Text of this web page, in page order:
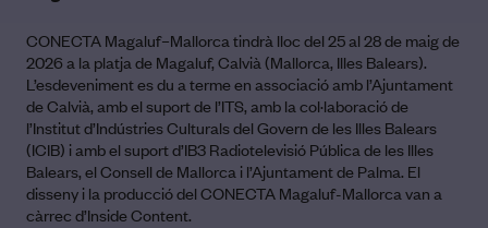
CONECTA Magaluf–Mallorca tindrà lloc del 25 al 28 de maig de
2026 a la platja de Magaluf, Calvià (Mallorca, Illes Balears).
L’esdeveniment es du a terme en associació amb l’Ajuntament
de Calvià, amb el suport de l’ITS, amb la col·laboració de
l’Institut d’Indústries Culturals del Govern de les Illes Balears
(ICIB) i amb el suport d’IB3 Radiotelevisió Pública de les Illes
Balears, el Consell de Mallorca i l’Ajuntament de Palma. El
disseny i la producció del CONECTA Magaluf-Mallorca van a
càrrec d’Inside Content.